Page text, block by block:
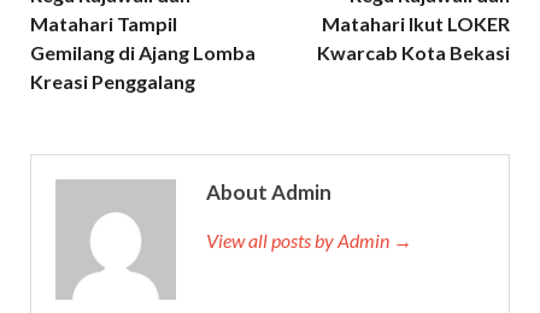
Matahari Tampil
Gemilang di Ajang Lomba
Kreasi Penggalang
Matahari Ikut LOKER
Kwarcab Kota Bekasi
About Admin
View all posts by Admin →